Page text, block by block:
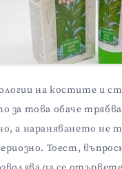
на костите и
за това обаче трябва
а нараняването не
Тоест,